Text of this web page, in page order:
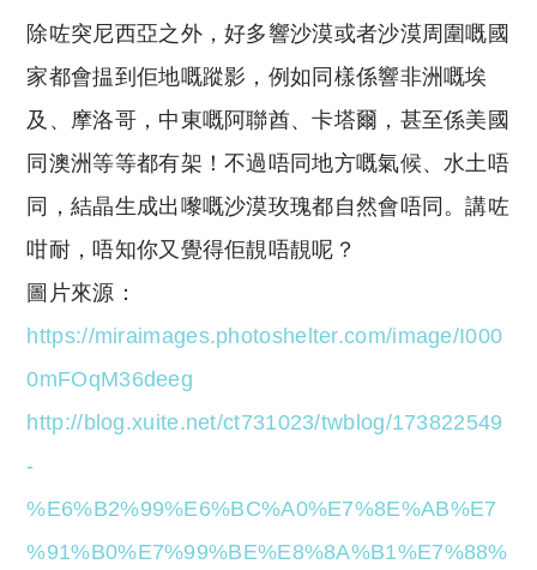
除咗突尼西亞之外，好多響沙漠或者沙漠周圍嘅國
家都會揾到佢地嘅蹤影，例如同樣係響非洲嘅埃
及、摩洛哥，中東嘅阿聯酋、卡塔爾，甚至係美國
同澳洲等等都有架！不過唔同地方嘅氣候、水土唔
同，結晶生成出嚟嘅沙漠玫瑰都自然會唔同。講咗
咁耐，唔知你又覺得佢靚唔靚呢？
圖片來源：
https://miraimages.photoshelter.com/image/I000
0mFOqM36deeg
http://blog.xuite.net/ct731023/twblog/173822549
-
%E6%B2%99%E6%BC%A0%E7%8E%AB%E7
%91%B0%E7%99%BE%E8%8A%B1%E7%88%